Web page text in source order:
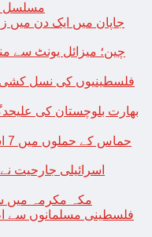
مسلسل 126 گھنٹوں تک گانے والی خاتون
فلسطینیوں کی نسل کشی،
بھارت بلوچستان کی
اسرائیلی جارحیت
مکہ مکرمہ میں
فلسطینی مسلمانوں سے